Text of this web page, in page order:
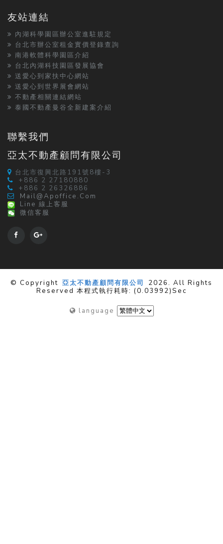
友站連結
內湖科學園區辦公室進駐規定
台北市辦公室租金實價登錄查詢
南港軟體科學園區介紹
台北內湖科技園區發展協會
送愛心到家扶中心網站
送愛心到世界展會網站
不動產相關連結網站
泰國不動產曼谷全新建案介紹
聯繫我們
亞太不動產顧問有限公司
台北市復興北路191號8樓-3
+886 2 27180880
+886 2 26326886
Mail@apoffice.com
Line 線上客服
微信客服
© Copyright 亞太不動產顧問有限公司
2026. All Rights
Reserved 本程式執行耗時: (0.03992)sec
language